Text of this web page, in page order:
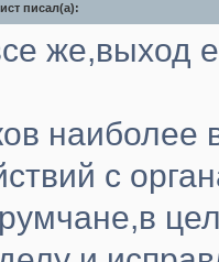
писал(а):
же,выход
наиболее
с